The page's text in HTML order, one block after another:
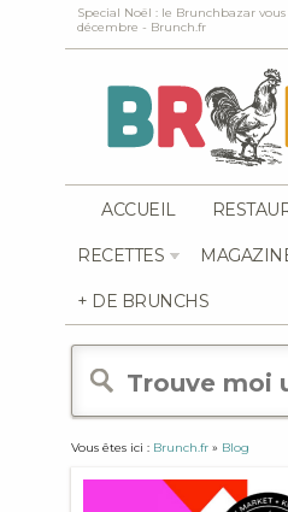
Special Noël : le Brunchbazar
décembre - Brunch.fr
ACCUEIL
RECETTES
+ DE BRUNCHS
Vous êtes ici : Brunch.fr » Blog